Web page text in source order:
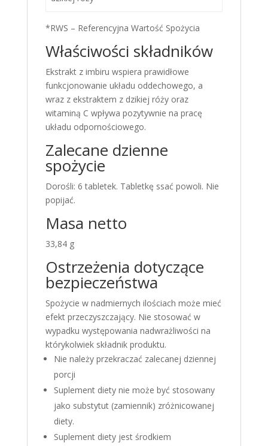
*RWS – Referencyjna Wartość Spożycia
Właściwości składników
Ekstrakt z imbiru wspiera prawidłowe
funkcjonowanie układu oddechowego, a
wraz z ekstraktem z dzikiej róży oraz
witaminą C wpływa pozytywnie na pracę
układu odpornościowego.
Zalecane dzienne
spożycie
Dorośli: 6 tabletek. Tabletkę ssać powoli. Nie
popijać.
Masa netto
33,84 g
Ostrzeżenia dotyczące
bezpieczeństwa
Spożycie w nadmiernych ilościach może mieć
efekt przeczyszczający. Nie stosować w
wypadku występowania nadwrażliwości na
którykolwiek składnik produktu.
Nie należy przekraczać zalecanej dziennej
porcji
Suplement diety nie może być stosowany
jako substytut (zamiennik) zróżnicowanej
diety.
Suplement diety jest środkiem